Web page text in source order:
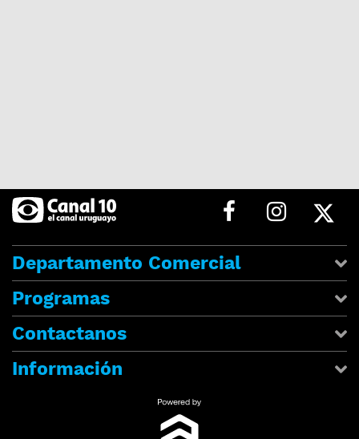
Departamento Comercial
Programas
Contactanos
Información